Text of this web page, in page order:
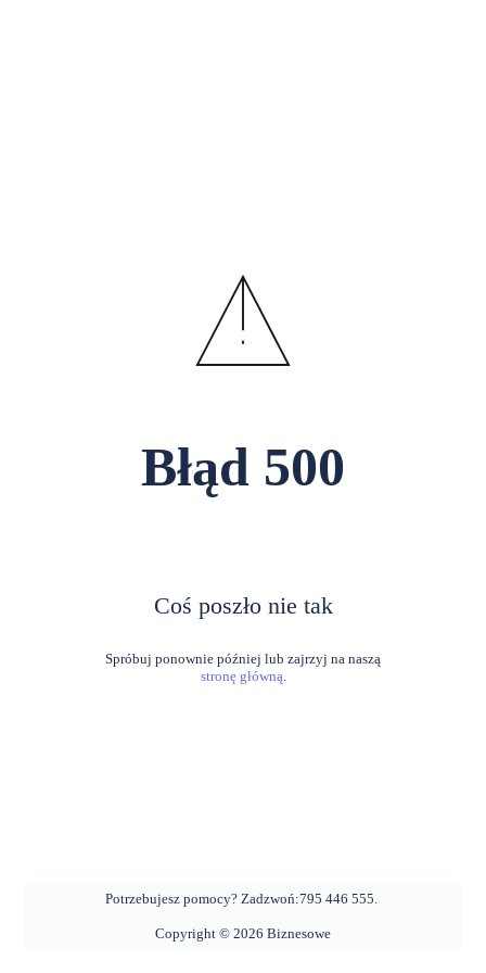
Błąd 500
Coś poszło nie tak
stronę główną.
Potrzebujesz pomocy? Zadzwoń:795 446 555.
Copyright © 2026 Biznesowe